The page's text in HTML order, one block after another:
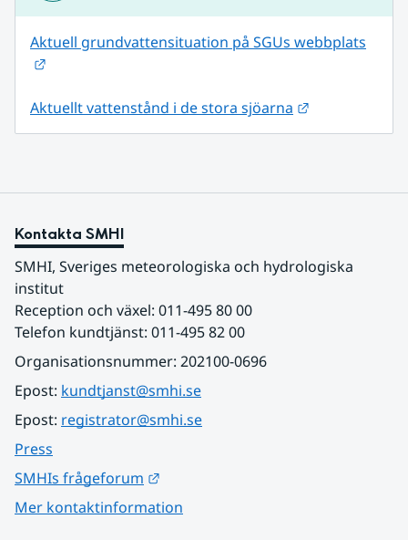
Aktuell grundvattensituation på SGUs webbplats
Aktuellt vattenstånd i de stora sjöarna
Kontakta SMHI
SMHI, Sveriges meteorologiska och hydrologiska
institut
Reception och växel: 011-495 80 00
Telefon kundtjänst: 011-495 82 00
Organisationsnummer: 202100-0696
Epost: kundtjanst@smhi.se
Epost: registrator@smhi.se
Press
SMHIs frågeforum
Mer kontaktinformation